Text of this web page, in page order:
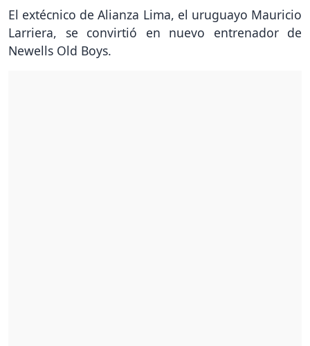
El extécnico de Alianza Lima, el uruguayo Mauricio
Larriera, se convirtió en nuevo entrenador de
Newells Old Boys.